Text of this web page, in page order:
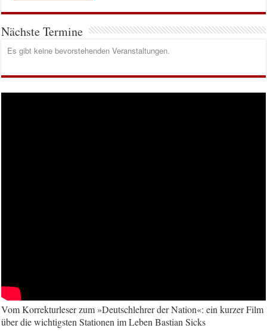
Nächste Termine
Es gibt keine bevorstehenden Veranstaltungen.
Vom Korrekturleser zum »Deutschlehrer der Nation«: ein kurzer Film
über die wichtigsten Stationen im Leben Bastian Sicks